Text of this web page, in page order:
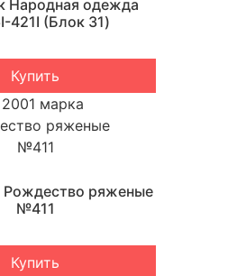
Народная одежда
421I (Блок 31)
Купить
Рождество ряженые
№411
Купить